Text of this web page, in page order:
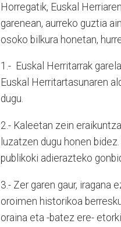
Horregatik, Euskal
garenean, aurreko guztia
osoko bilkura honetan,
1.- Euskal Herritarrak
Euskal Herritartasunaren
dugu.
2.- Kaleetan zein
luzatzen dugu honen
publikoki adierazteko
3.- Zer garen gaur, iragana
oroimen historikoa
oraina eta -batez ere-